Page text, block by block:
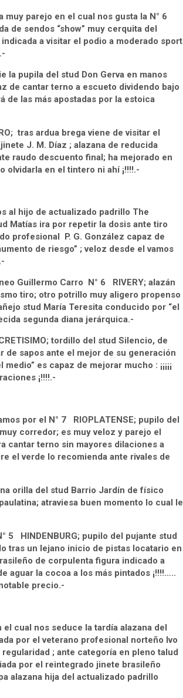
parejo en el cual nos gusta la N° 6
de sendos “show” muy cerquita del
a visitar el podio a moderado sport
la pupila del stud Don Gerva en manos
de cantar terno a escueto dividendo bajo
de las más apostadas por la estoica
tras ardua brega viene de visitar el
J. M. Díaz ; alazana de reducida
raudo descuento final; ha mejorado en
olvidarla en el tintero ni ahí ¡!!!!.-
al hijo de actualizado padrillo The
Matías ira por repetir la dosis ante tiro
profesional P. G. González capaz de
de riesgo” ; veloz desde el vamos
Guillermo Carro N° 6 RIVERY; alazán
tiro; otro potrillo muy aligero propenso
stud María Teresita conducido por “el
segunda diana jerárquica.-
tordillo del stud Silencio, de
de sapos ante el mejor de su generación
es capaz de mejorar mucho : ¡¡¡¡¡
¡!!!!.-
por el N° 7 RIOPLATENSE; pupilo del
corredor; es muy veloz y parejo el
cantar terno sin mayores dilaciones a
el verde lo recomienda ante rivales de
orilla del stud Barrio Jardín de físico
atraviesa buen momento lo cual le
5 HINDENBURG; pupilo del pujante stud
tras un lejano inicio de pistas locatario en
de corpulenta figura indicado a
aguar la cocoa a los más pintados ¡!!!!…..
precio.-
el cual nos seduce la tardía alazana del
por el veterano profesional norteño Ivo
; ante categoría en pleno talud
por el reintegrado jinete brasileño
alazana hija del actualizado padrillo